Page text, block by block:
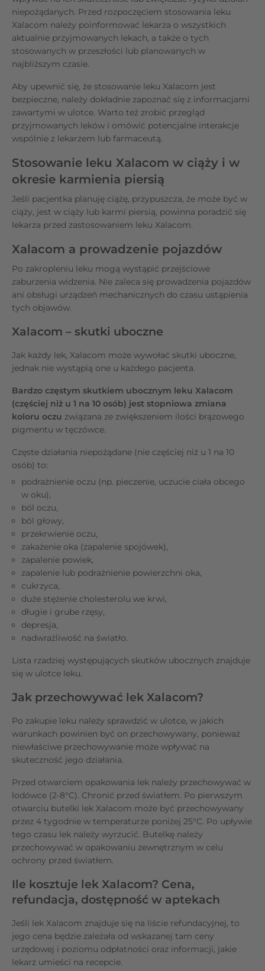
niepożądanych. Przed rozpoczęciem stosowania leku
Xalacom należy poinformować lekarza o wszystkich
aktualnie przyjmowanych lekach, a także o tych
stosowanych w przeszłości lub planowanych w
najbliższym czasie.
Aby upewnić się, że stosowanie leku Xalacom jest
bezpieczne, należy dokładnie zapoznać się z informacjami
zawartymi w ulotce. Warto też zrobić przegląd
przyjmowanych leków i omówić potencjalne interakcje
wspólnie z lekarzem lub farmaceutą.
Stosowanie leku Xalacom w ciąży i w
okresie karmienia piersią
Jeśli pacjentka planuję ciążę, przypuszcza, że może być w
ciąży, jest w ciąży lub karmi piersią, powinna poradzić się
lekarza przed zastosowaniem leku Xalacom.
Xalacom a prowadzenie pojazdów
Po zakropleniu leku mogą wystąpić przejściowe
zaburzenia widzenia. Nie zaleca się prowadzenia pojazdów
ani obsługi urządzeń mechanicznych do czasu ustąpienia
tych objawów.
Xalacom – skutki uboczne
Jak każdy lek, Xalacom może wywołać skutki uboczne,
jednak nie wystąpią one u każdego pacjenta.
Bardzo częstym skutkiem ubocznym leku Xalacom
(częściej niż u 1 na 10 osób) jest stopniowa zmiana
koloru oczu związana ze zwiększeniem ilości brązowego
pigmentu w tęczówce.
Częste działania niepożądane (nie częściej niż u 1 na 10
osób) to:
podrażnienie oczu (np. pieczenie, uczucie ciała obcego
w oku),
ból oczu,
ból głowy,
przekrwienie oczu,
zakażenie oka (zapalenie spojówek),
zapalenie powiek,
zapalenie lub podrażnienie powierzchni oka,
cukrzyca,
duże stężenie cholesterolu we krwi,
długie i grube rzęsy,
depresja,
nadwrażliwość na światło.
Lista rzadziej występujących skutków ubocznych znajduje
się w ulotce leku.
Jak przechowywać lek Xalacom?
Po zakupie leku należy sprawdzić w ulotce, w jakich
warunkach powinien być on przechowywany, ponieważ
niewłaściwe przechowywanie może wpływać na
skuteczność jego działania.
Przed otwarciem opakowania lek należy przechowywać w
lodówce (2-8°C). Chronić przed światłem. Po pierwszym
otwarciu butelki lek Xalacom może być przechowywany
przez 4 tygodnie w temperaturze poniżej 25°C. Po upływie
tego czasu lek należy wyrzucić. Butelkę należy
przechowywać w opakowaniu zewnętrznym w celu
ochrony przed światłem.
Ile kosztuje lek Xalacom? Cena,
refundacja, dostępność w aptekach
Jeśli lek Xalacom znajduje się na liście refundacyjnej, to
jego cena będzie zależała od wskazanej tam ceny
urzędowej i poziomu odpłatności oraz informacji, jakie
lekarz umieści na recepcie.